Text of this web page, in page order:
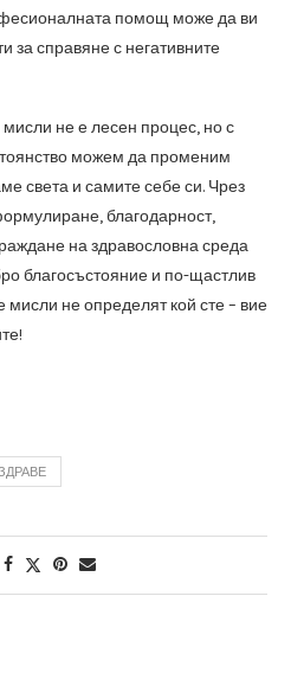
помощ може да ви
за справяне с негативните
не е лесен процес, но с
можем да променим
света и самите себе си. Чрез
благодарност,
на здравословна среда
благосъстояние и по-щастлив
не определят кой сте – вие